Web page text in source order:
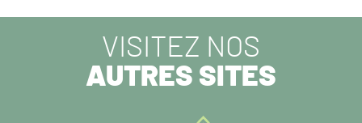
VISITEZ NOS
AUTRES SITES